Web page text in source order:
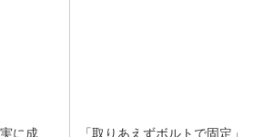
に成
「取りあえずボルトで固定」